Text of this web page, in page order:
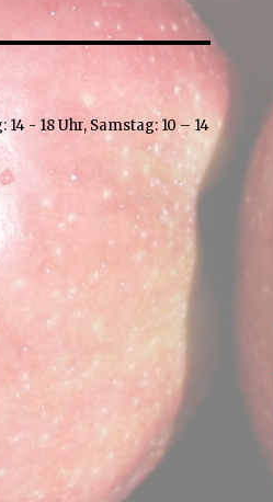
- 18 Uhr, Samstag: 10 – 14